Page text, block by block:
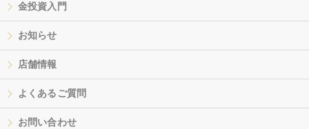
金投資入門
お知らせ
店舗情報
よくあるご質問
お問い合わせ